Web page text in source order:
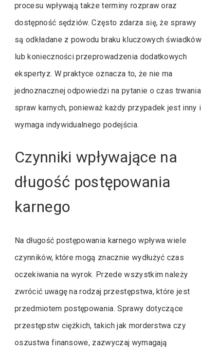
procesu wpływają także terminy rozpraw oraz
dostępność sędziów. Często zdarza się, że sprawy
są odkładane z powodu braku kluczowych świadków
lub konieczności przeprowadzenia dodatkowych
ekspertyz. W praktyce oznacza to, że nie ma
jednoznacznej odpowiedzi na pytanie o czas trwania
spraw karnych, ponieważ każdy przypadek jest inny i
wymaga indywidualnego podejścia.
Czynniki wpływające na
długość postępowania
karnego
Na długość postępowania karnego wpływa wiele
czynników, które mogą znacznie wydłużyć czas
oczekiwania na wyrok. Przede wszystkim należy
zwrócić uwagę na rodzaj przestępstwa, które jest
przedmiotem postępowania. Sprawy dotyczące
przestępstw ciężkich, takich jak morderstwa czy
oszustwa finansowe, zazwyczaj wymagają